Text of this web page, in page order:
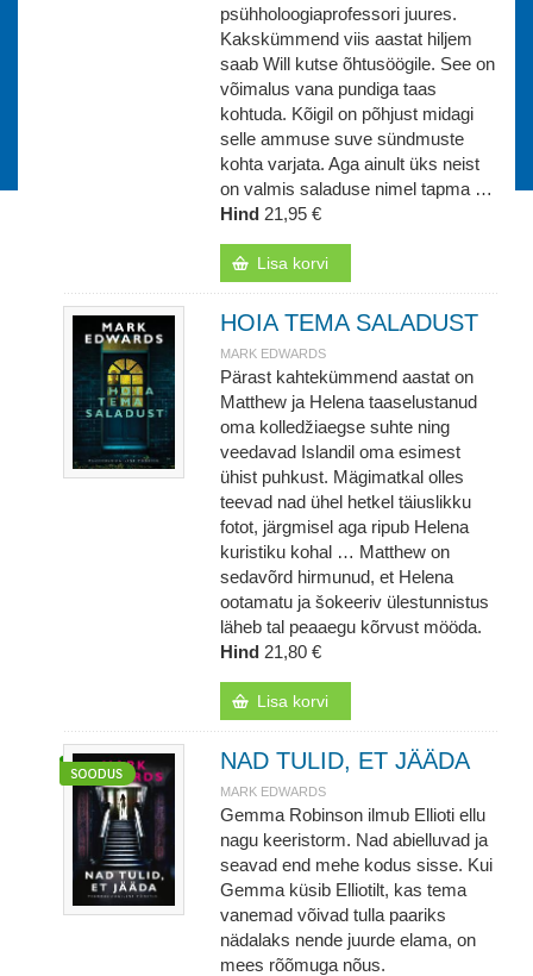
psühholoogiaprofessori juures.
Kakskümmend viis aastat hiljem
saab Will kutse õhtusöögile. See on
võimalus vana pundiga taas
kohtuda. Kõigil on põhjust midagi
selle ammuse suve sündmuste
kohta varjata. Aga ainult üks neist
on valmis saladuse nimel tapma …
Hind 21,95 €
Lisa korvi
HOIA TEMA SALADUST
MARK EDWARDS
Pärast kahtekümmend aastat on
Matthew ja Helena taaselustanud
oma kolledžiaegse suhte ning
veedavad Islandil oma esimest
ühist puhkust. Mägimatkal olles
teevad nad ühel hetkel täiuslikku
fotot, järgmisel aga ripub Helena
kuristiku kohal … Matthew on
sedavõrd hirmunud, et Helena
ootamatu ja šokeeriv ülestunnistus
läheb tal peaaegu kõrvust mööda.
Hind 21,80 €
Lisa korvi
NAD TULID, ET JÄÄDA
MARK EDWARDS
Gemma Robinson ilmub Ellioti ellu
nagu keeristorm. Nad abielluvad ja
seavad end mehe kodus sisse. Kui
Gemma küsib Elliotilt, kas tema
vanemad võivad tulla paariks
nädalaks nende juurde elama, on
mees rõõmuga nõus.